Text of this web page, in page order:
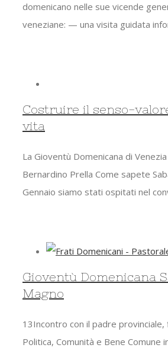
domenicano nelle sue vicende
veneziane: — una visita guidata
Costruire il senso-
vita
La Gioventù Domenicana di
Bernardino Prella Come sapete
Gennaio siamo stati ospitati nel
Gioventù Domenicana
Magno
13Incontro con il padre provinciale,
Politica, Comunità e Bene Comune